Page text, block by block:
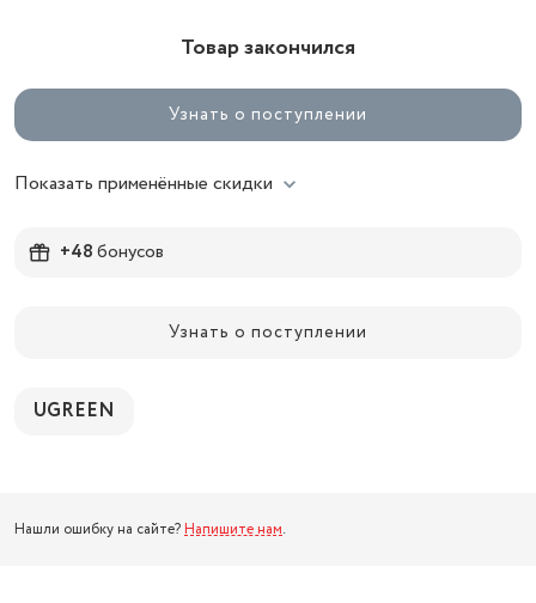
Товар закончился
Узнать о поступлении
Показать применённые скидки
+48бонусов
Узнать о поступлении
UGREEN
Нашли ошибку на сайте? Напишите нам.